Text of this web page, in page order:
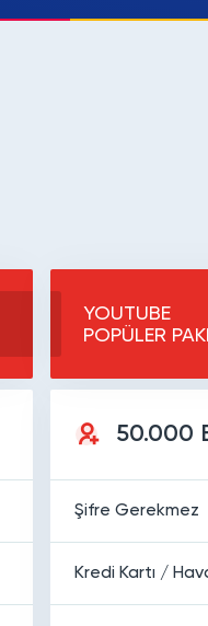
YOUTUBE
POPÜLER
50.000
Şifre Gerekmez
Kredi Kartı /